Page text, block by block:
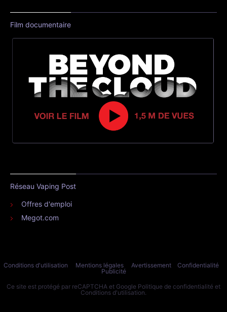
Film documentaire
Réseau Vaping Post
Offres d'emploi
Megot.com
Conditions d'utilisation Mentions légales Avertissement
Confidentialité
Publicité
Ce site est protégé par reCAPTCHA et Google Politique de confidentialité et
Conditions d'utilisation.